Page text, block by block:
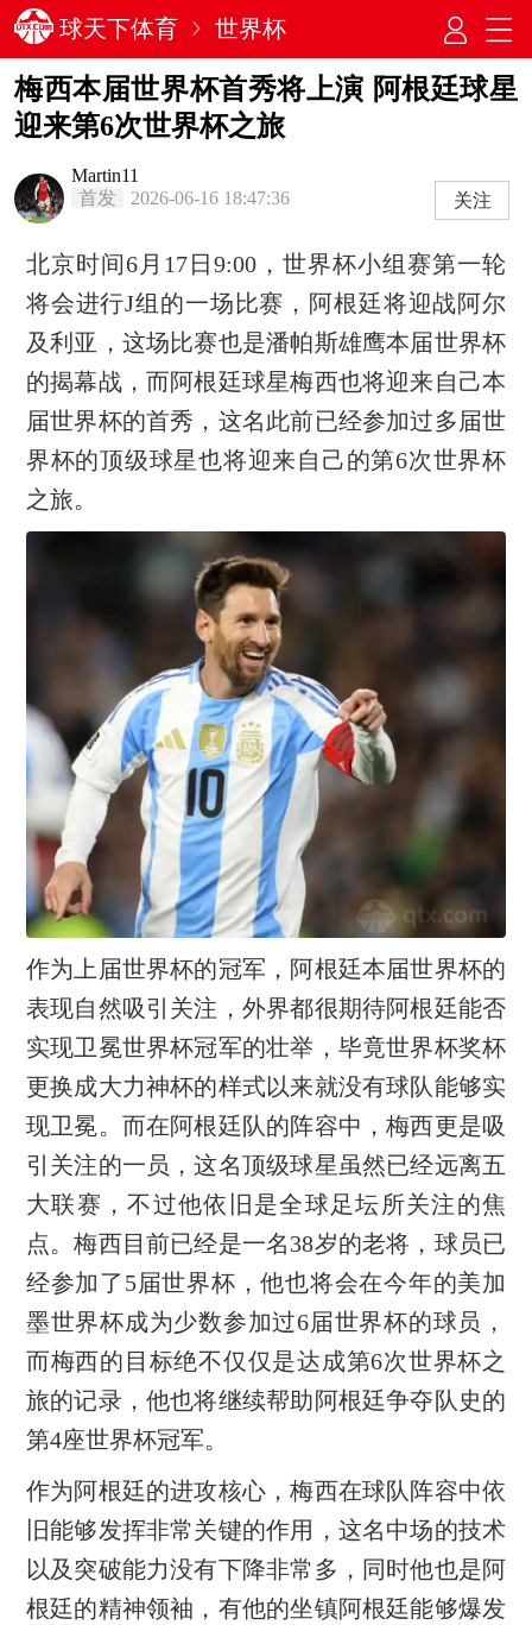
球天下体育 世界杯
梅西本届世界杯首秀将上演 阿根廷球星
迎来第6次世界杯之旅
Martin11
首发
2026-06-16 18:47:36 关注
北京时间6月17日9:00，世界杯小组赛第一轮
将会进行J组的一场比赛，阿根廷将迎战阿尔
及利亚，这场比赛也是潘帕斯雄鹰本届世界杯
的揭幕战，而阿根廷球星梅西也将迎来自己本
届世界杯的首秀，这名此前已经参加过多届世
界杯的顶级球星也将迎来自己的第6次世界杯
之旅。
作为上届世界杯的冠军，阿根廷本届世界杯的
表现自然吸引关注，外界都很期待阿根廷能否
实现卫冕世界杯冠军的壮举，毕竟世界杯奖杯
更换成大力神杯的样式以来就没有球队能够实
现卫冕。而在阿根廷队的阵容中，梅西更是吸
引关注的一员，这名顶级球星虽然已经远离五
大联赛，不过他依旧是全球足坛所关注的焦
点。梅西目前已经是一名38岁的老将，球员已
经参加了5届世界杯，他也将会在今年的美加
墨世界杯成为少数参加过6届世界杯的球员，
而梅西的目标绝不仅仅是达成第6次世界杯之
旅的记录，他也将继续帮助阿根廷争夺队史的
第4座世界杯冠军。
作为阿根廷的进攻核心，梅西在球队阵容中依
旧能够发挥非常关键的作用，这名中场的技术
以及突破能力没有下降非常多，同时他也是阿
根廷的精神领袖，有他的坐镇阿根廷能够爆发